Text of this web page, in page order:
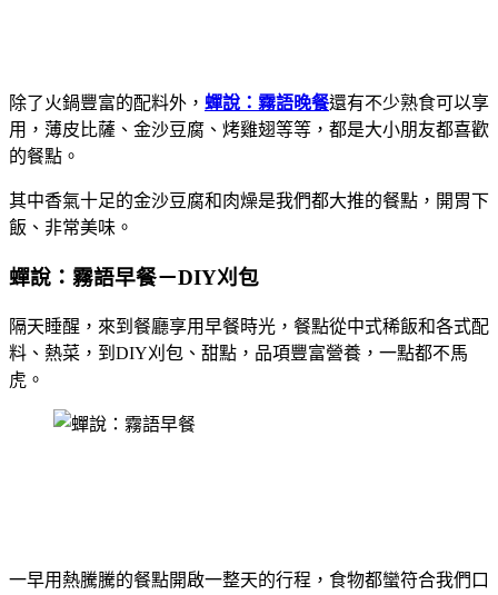
除了火鍋豐富的配料外， 蟬說：霧語晚餐還有不少熟食可以享
用，薄皮比薩、金沙豆腐、烤雞翅等等，都是大小朋友都喜歡
的餐點。
其中香氣十足的金沙豆腐和肉燥是我們都大推的餐點，開胃下
飯、非常美味。
蟬說：霧語早餐－DIY刈包
隔天睡醒，來到餐廳享用早餐時光，餐點從中式稀飯和各式配
料、熱菜，到DIY刈包、甜點，品項豐富營養，一點都不馬
虎。
一早用熱騰騰的餐點開啟一整天的行程，食物都蠻符合我們口